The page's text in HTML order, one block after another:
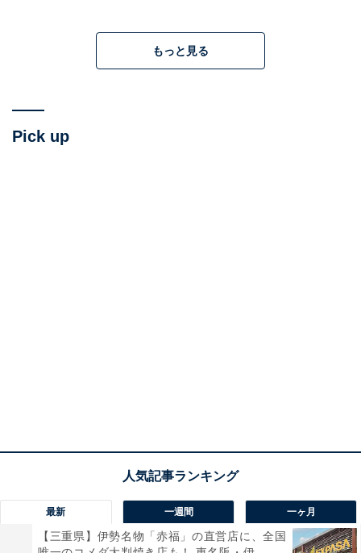
テーマ学習に積極的に取り組む子どもたち
どうやら、このスクールの子どもたちは、次に何をする
「新たな知」を生成する6つの探究領域に基づくテ
もっと見る
Pick up
最新 一週間 一ヶ月
【三重県】伊勢名物「赤福」の直営店に、全国